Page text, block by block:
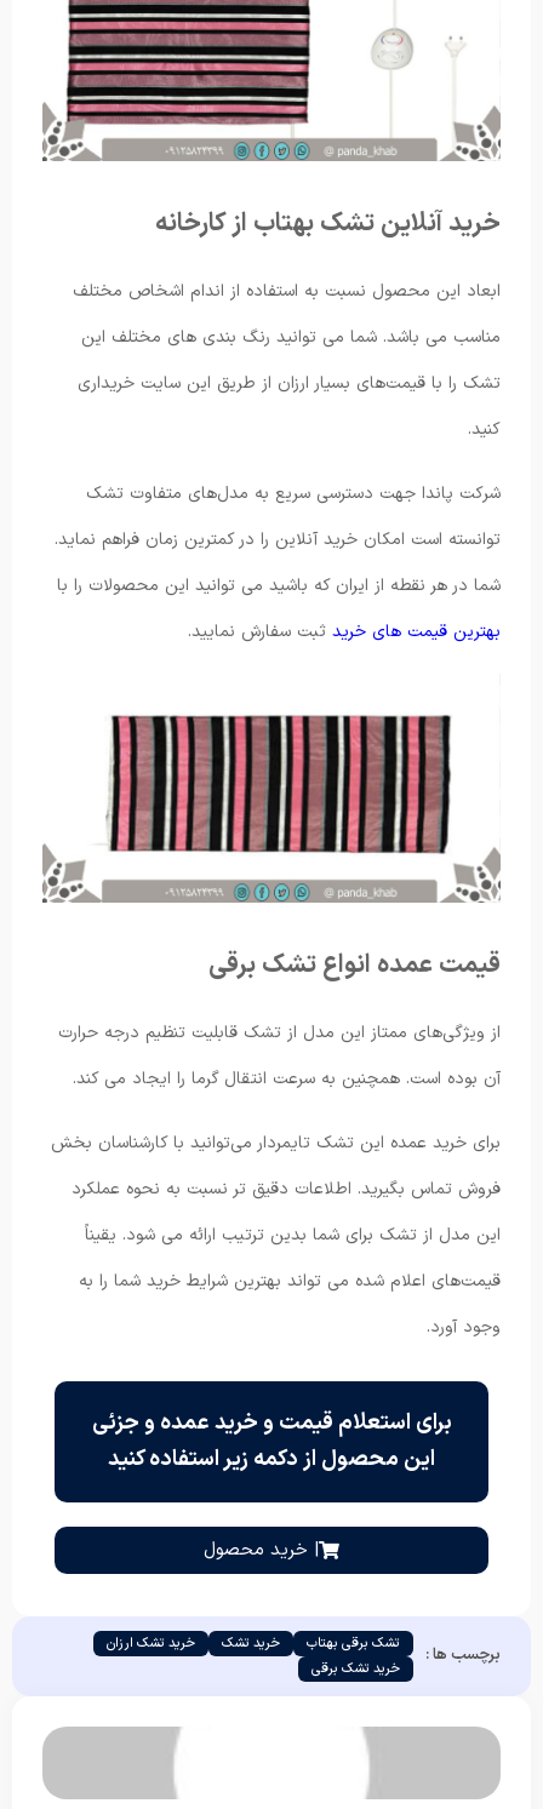
خرید آنلاین تشک بهتاب از کارخانه
ابعاد این محصول نسبت به استفاده از اندام اشخاص مختلف
مناسب می باشد. شما می توانید رنگ بندی های مختلف این
تشک را با قیمت‌های بسیار ارزان از طریق این سایت خریداری
کنید.
شرکت پاندا جهت دسترسی سریع به مدل‌های متفاوت تشک
توانسته است امکان خرید آنلاین را در کمترین زمان فراهم نماید.
شما در هر نقطه از ایران که باشید می توانید این محصولات را با
بهترین قیمت های خرید ثبت سفارش نمایید.
قیمت عمده انواع تشک برقی
از ویژگی‌های ممتاز این مدل از تشک قابلیت تنظیم درجه حرارت
آن بوده است. همچنین به سرعت انتقال گرما را ایجاد می ‌کند.
برای خرید عمده این تشک تایمردار می‌توانید با کارشناسان بخش
فروش تماس بگیرید. اطلاعات دقیق تر نسبت به نحوه عملکرد
این مدل از تشک برای شما بدین ترتیب ارائه می شود. یقیناً
قیمت‌های اعلام شده می تواند بهترین شرایط خرید شما را به
وجود آورد.
برای استعلام قیمت و خرید عمده و جزئی
این محصول از دکمه زیر استفاده کنید
| خرید محصول
برچسب ها : تشک برقی بهتاب خرید تشک
خرید تشک ارزان
خرید تشک برقی